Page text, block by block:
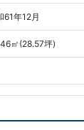
61年12月
㎡(28.57坪)